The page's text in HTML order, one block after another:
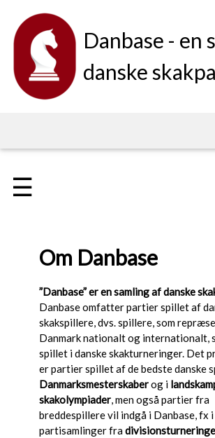
Danbase - en
danske
☰
Om Danbase
”Danbase” er en samling af danske
Danbase omfatter partier spillet af
skakspillere, dvs. spillere, som
Danmark nationalt og internationalt,
spillet i danske skakturneringer. Det
er partier spillet af de bedste danske
Danmarksmesterskaberog i
skakolympiader, men også partier fra
breddespillere vil indgå i Danbase, fx i
partisamlinger fra